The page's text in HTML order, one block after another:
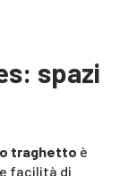
spazi
traghetto è
facilità di